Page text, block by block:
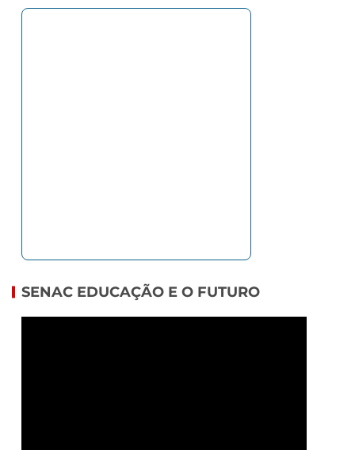
SENAC EDUCAÇÃO E O FUTURO